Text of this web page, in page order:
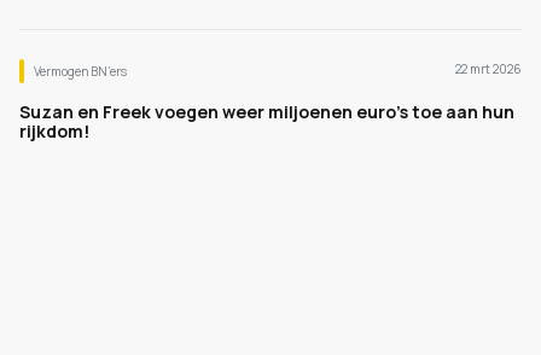
Vermogen BN’ers 22 mrt 2026
Suzan en Freek voegen weer miljoenen euro's toe aan hun
rijkdom!